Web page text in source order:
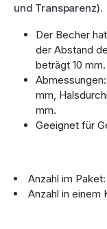
und Transparenz).
Der Becher
der Abstand
beträgt 10 mm.
mm,
mm.
Geeignet für
Anzahl im
Anzahl in einem